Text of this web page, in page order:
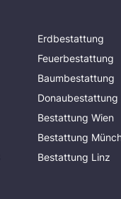
Erdbestattung
Feuerbestattung
Baumbestattung
Donaubestattung
Bestattung Wien
Bestattung
Bestattung Linz